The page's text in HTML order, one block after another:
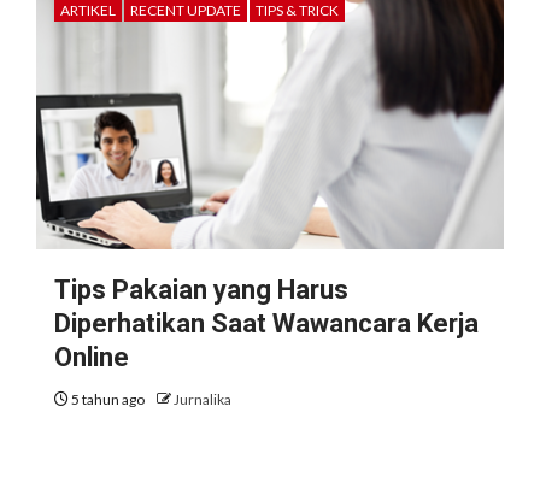
ARTIKEL RECENT UPDATE TIPS & TRICK
Tips Pakaian yang Harus
Diperhatikan Saat Wawancara Kerja
Online
5 tahun ago Jurnalika